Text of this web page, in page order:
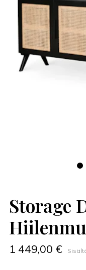
Storage
1 449,00 €